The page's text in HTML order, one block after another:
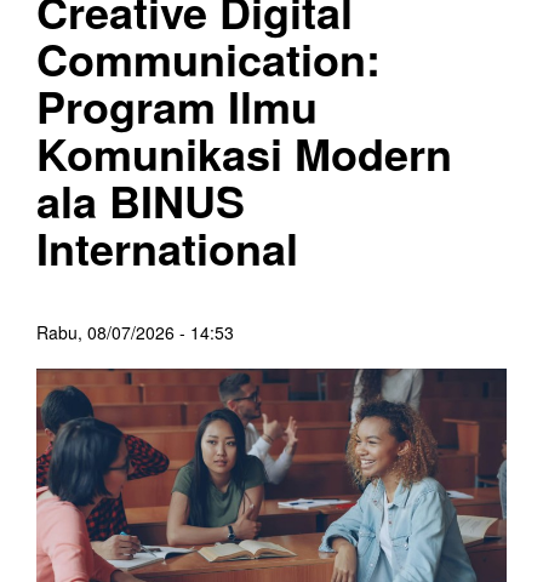
Communication:
Program Ilmu
Komunikasi Modern
ala BINUS
International
Rabu, 08/07/2026 - 14:53